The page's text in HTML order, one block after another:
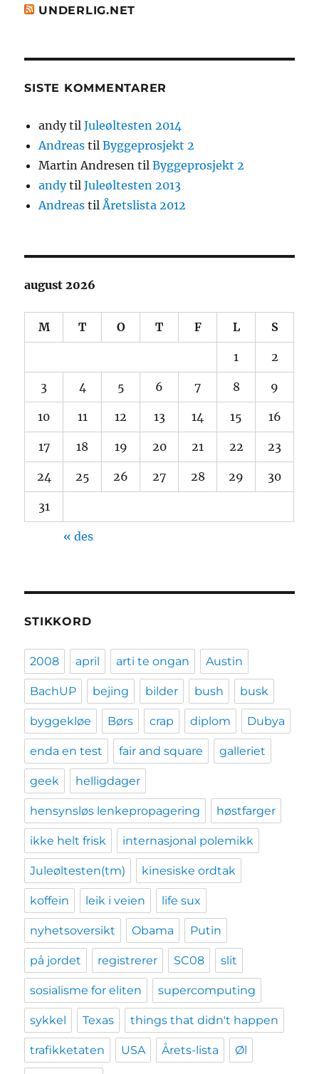
for
UNDERLIG.NET
SISTE KOMMENTARER
andytilJuleøltesten 2014
Andreas tilByggeprosjekt 2
Martin Andresen tilByggeprosjekt 2
andytilJuleøltesten 2013
Andreas tilÅretslista 2012
august 2026
M T O T F L S
1 2
3 4 5 6 7 8 9
10 11 12 13 14 15 16
17 18 19 20 21 22 23
24 25 26 27 28 29 30
31
« des
STIKKORD
2008 april arti te ongan Austin
BachUP bejing bilder bush busk
byggekløe Børs crap diplom Dubya
enda en test fair and square galleriet
geek helligdager
hensynsløs lenkepropagering høstfarger
ikke helt frisk internasjonal polemikk
Juleøltesten(tm) kinesiske ordtak
koffein leik i veien life sux
nyhetsoversikt Obama Putin
på jordet registrerer SC08 slit
sosialisme for eliten supercomputing
sykkel Texas things that didn't happen
trafikketaten USA Årets-lista Øl